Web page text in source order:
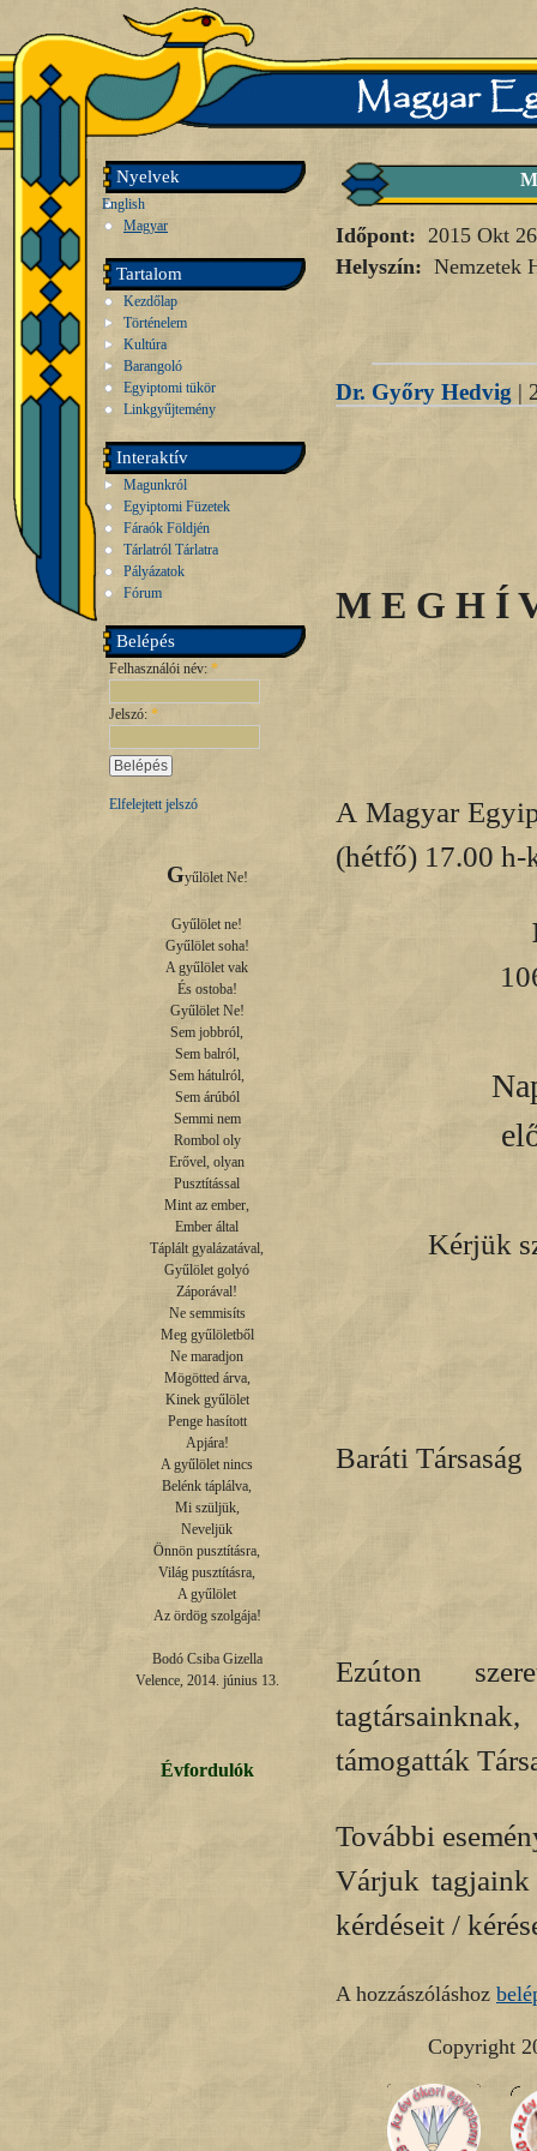
Nyelvek
English
Magyar
Tartalom
Kezdőlap
Történelem
Kultúra
Barangoló
Egyiptomi tükör
Linkgyűjtemény
Interaktív
Magunkról
Egyiptomi Füzetek
Fáraók Földjén
Tárlatról Tárlatra
Pályázatok
Fórum
Belépés
Felhasználói név: *
Jelszó: *
Elfelejtett jelszó
Gyűlölet Ne!
Gyűlölet ne!
Gyűlölet soha!
A gyűlölet vak
És ostoba!
Gyűlölet Ne!
Sem jobbról,
Sem balról,
Sem hátulról,
Sem árúból
Semmi nem
Rombol oly
Erővel, olyan
Pusztítással
Mint az ember,
Ember által
Táplált gyalázatával,
Gyűlölet golyó
Záporával!
Ne semmisíts
Meg gyűlöletből
Ne maradjon
Mögötted árva,
Kinek gyűlölet
Penge hasított
Apjára!
A gyűlölet nincs
Belénk táplálva,
Mi szüljük,
Neveljük
Önnön pusztításra,
Világ pusztításra,
A gyűlölet
Az ördög szolgája!
Bodó Csiba Gizella
Velence, 2014. június 13.
Évfordulók
Időpont: 2015 Okt
Helyszín: Nemzetek
Dr. Győry Hedvig |
M E G H Í
A Magyar
(hétfő) 17.00 h-
Kérjük
Baráti Társaság
Ezúton
támogatták
További
Várjuk tagjaink
kérdéseit /
A hozzászóláshoz
Copyright